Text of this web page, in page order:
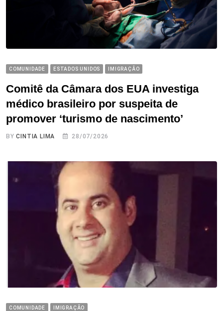
COMUNIDADE ESTADOS UNIDOS IMIGRAÇÃO
Comitê da Câmara dos EUA investiga
médico brasileiro por suspeita de
promover ‘turismo de nascimento’
BYCINTIA LIMA 28/07/2026
COMUNIDADE IMIGRAÇÃO